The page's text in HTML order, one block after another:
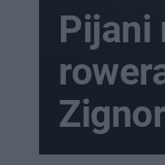
Pijani